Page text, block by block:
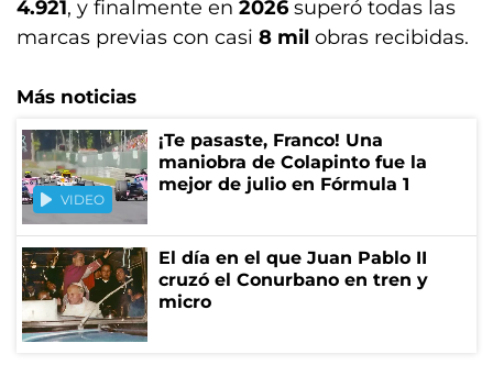
4.921, y finalmente en 2026 superó todas las
marcas previas con casi 8 mil obras recibidas.
Más noticias
VIDEO
¡Te pasaste, Franco! Una
maniobra de Colapinto fue la
mejor de julio en Fórmula 1
El día en el que Juan Pablo II
cruzó el Conurbano en tren y
micro